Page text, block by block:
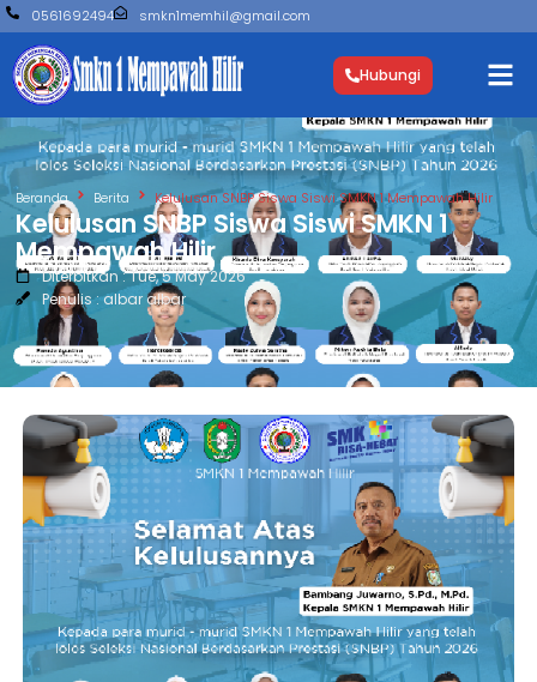
0561692494 smkn1memhil@gmail.com
Hubungi
Beranda Berita Kelulusan SNBP Siswa Siswi SMKN 1 Mempawah Hilir
Kelulusan SNBP Siswa Siswi SMKN 1
Mempawah Hilir
Diterbitkan : Tue, 5 May 2026
Penulis : albar albar